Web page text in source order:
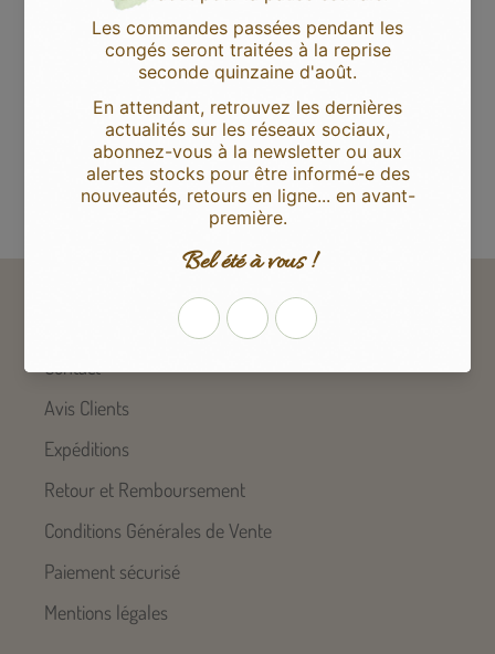
Avis Clients
Soyez le premier à écrire un avis
Écrire un avis
Contact
Avis Clients
Expéditions
Retour et Remboursement
Conditions Générales de Vente
Paiement sécurisé
Mentions légales